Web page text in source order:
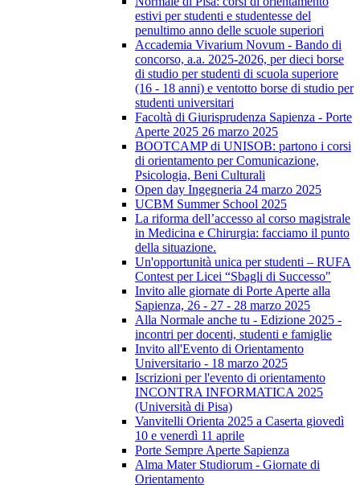
estivi per studenti e studentesse del
penultimo anno delle scuole superiori
Accademia Vivarium Novum - Bando di
concorso, a.a. 2025-2026, per dieci borse
di studio per studenti di scuola superiore
(16 - 18 anni) e ventotto borse di studio per
studenti universitari
Facoltà di Giurisprudenza Sapienza - Porte
Aperte 2025 26 marzo 2025
BOOTCAMP di UNISOB: partono i corsi
di orientamento per Comunicazione,
Psicologia, Beni Culturali
Open day Ingegneria 24 marzo 2025
UCBM Summer School 2025
La riforma dell’accesso al corso magistrale
in Medicina e Chirurgia: facciamo il punto
della situazione.
Un'opportunità unica per studenti – RUFA
Contest per Licei “Sbagli di Successo"
Invito alle giornate di Porte Aperte alla
Sapienza, 26 - 27 - 28 marzo 2025
Alla Normale anche tu - Edizione 2025 -
incontri per docenti, studenti e famiglie
Invito all'Evento di Orientamento
Universitario - 18 marzo 2025
Iscrizioni per l'evento di orientamento
INCONTRA INFORMATICA 2025
(Università di Pisa)
Vanvitelli Orienta 2025 a Caserta giovedì
10 e venerdì 11 aprile
Porte Sempre Aperte Sapienza
Alma Mater Studiorum - Giornate di
Orientamento